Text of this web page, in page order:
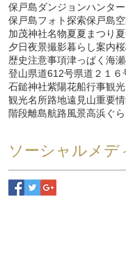
保戸島ダンジョンハンター
保戸島フォト探索保戸島
加茂神社名物夏夏まつり
夕日夜景撮影暮らし案内桜
歴史注意事項津っぱく 海
登山県道612号県道２１６
石鎚神社紫陽花船行事観光
観光名所路地遠見山重要
階段離島航路 風景高浜ぐら
ソーシャルメデ